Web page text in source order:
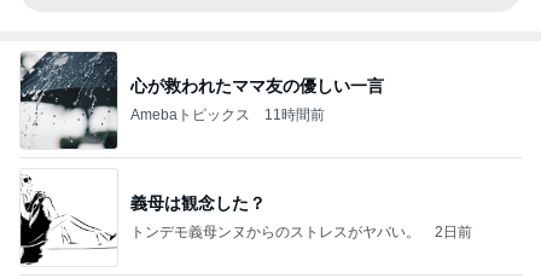
心が救われたママ友の優しい一言
Amebaトピックス 11時間前
義母は観念した？
トンデモ義母ンヌからのストレスがヤバい。 2日前